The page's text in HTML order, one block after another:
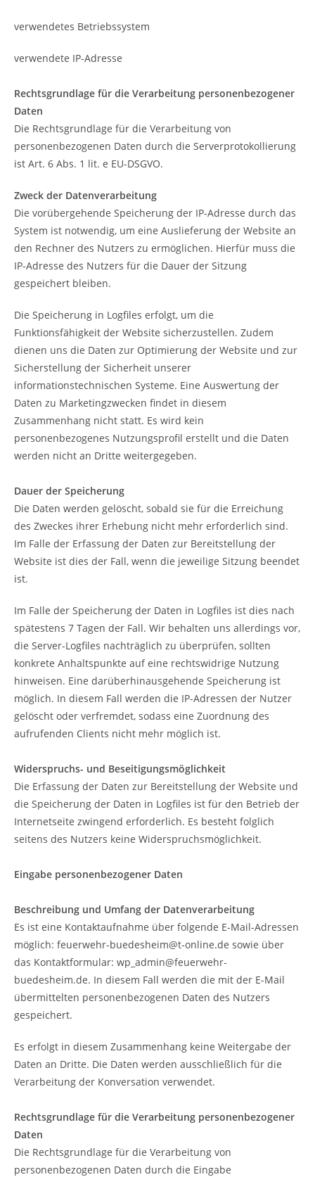
verwendetes Betriebssystem
verwendete IP-Adresse
Rechtsgrundlage für die Verarbeitung personenbezogener
Daten
Die Rechtsgrundlage für die Verarbeitung von
personenbezogenen Daten durch die Serverprotokollierung
ist Art. 6 Abs. 1 lit. e EU-DSGVO.
Zweck der Datenverarbeitung
Die vorübergehende Speicherung der IP-Adresse durch das
System ist notwendig, um eine Auslieferung der Website an
den Rechner des Nutzers zu ermöglichen. Hierfür muss die
IP-Adresse des Nutzers für die Dauer der Sitzung
gespeichert bleiben.
Die Speicherung in Logfiles erfolgt, um die
Funktionsfähigkeit der Website sicherzustellen. Zudem
dienen uns die Daten zur Optimierung der Website und zur
Sicherstellung der Sicherheit unserer
informationstechnischen Systeme. Eine Auswertung der
Daten zu Marketingzwecken findet in diesem
Zusammenhang nicht statt. Es wird kein
personenbezogenes Nutzungsprofil erstellt und die Daten
werden nicht an Dritte weitergegeben.
Dauer der Speicherung
Die Daten werden gelöscht, sobald sie für die Erreichung
des Zweckes ihrer Erhebung nicht mehr erforderlich sind.
Im Falle der Erfassung der Daten zur Bereitstellung der
Website ist dies der Fall, wenn die jeweilige Sitzung beendet
ist.
Im Falle der Speicherung der Daten in Logfiles ist dies nach
spätestens 7 Tagen der Fall. Wir behalten uns allerdings vor,
die Server-Logfiles nachträglich zu überprüfen, sollten
konkrete Anhaltspunkte auf eine rechtswidrige Nutzung
hinweisen. Eine darüberhinausgehende Speicherung ist
möglich. In diesem Fall werden die IP-Adressen der Nutzer
gelöscht oder verfremdet, sodass eine Zuordnung des
aufrufenden Clients nicht mehr möglich ist.
Widerspruchs- und Beseitigungsmöglichkeit
Die Erfassung der Daten zur Bereitstellung der Website und
die Speicherung der Daten in Logfiles ist für den Betrieb der
Internetseite zwingend erforderlich. Es besteht folglich
seitens des Nutzers keine Widerspruchsmöglichkeit.
Eingabe personenbezogener Daten
Beschreibung und Umfang der Datenverarbeitung
Es ist eine Kontaktaufnahme über folgende E-Mail-Adressen
möglich: feuerwehr-buedesheim@t-online.de sowie über
das Kontaktformular: wp_admin@feuerwehr-
buedesheim.de. In diesem Fall werden die mit der E-Mail
übermittelten personenbezogenen Daten des Nutzers
gespeichert.
Es erfolgt in diesem Zusammenhang keine Weitergabe der
Daten an Dritte. Die Daten werden ausschließlich für die
Verarbeitung der Konversation verwendet.
Rechtsgrundlage für die Verarbeitung personenbezogener
Daten
Die Rechtsgrundlage für die Verarbeitung von
personenbezogenen Daten durch die Eingabe